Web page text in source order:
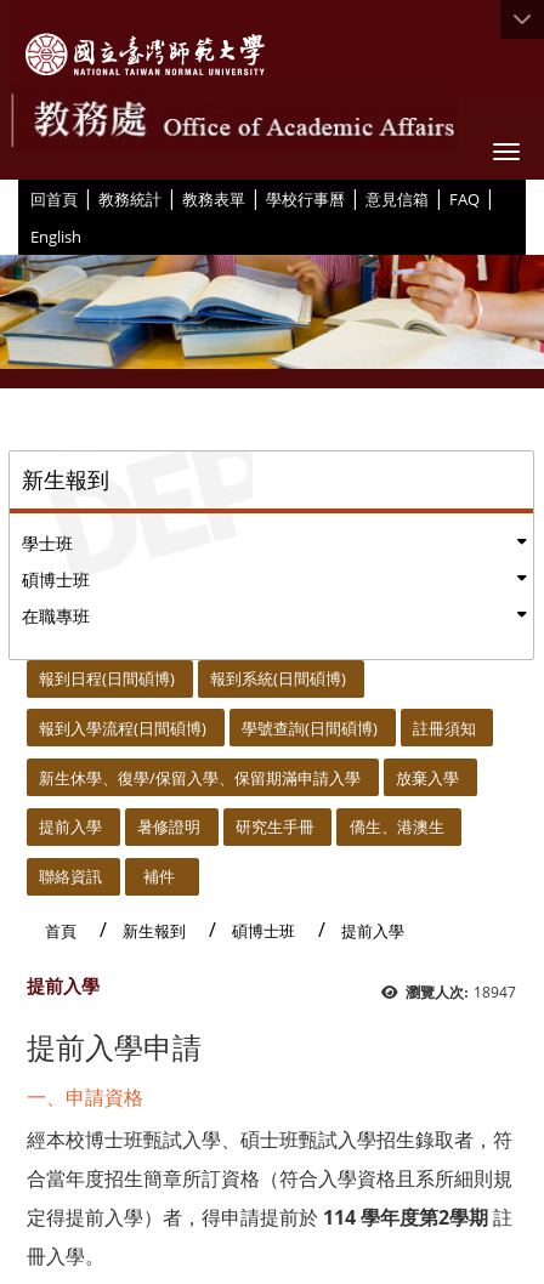
回首頁 | 教務統計 | 教務表單 | 學校行事曆 | 意見信箱 | FAQ |
English
新生報到
學士班
碩博士班
在職專班
報到日程(日間碩博) 報到系統(日間碩博)
報到入學流程(日間碩博) 學號查詢(日間碩博) 註冊須知
新生休學、復學/保留入學、保留期滿申請入學 放棄入學
提前入學 暑修證明 研究生手冊 僑生、港澳生
聯絡資訊 補件
首頁 新生報到 碩博士班 提前入學
瀏覽人次: 18947
提前入學
提前入學申請
一、申請資格
經本校博士班甄試入學、碩士班甄試入學招生錄取者，符
合當年度招生簡章所訂資格（符合入學資格且系所細則規
定得提前入學）者，得申請提前於 114 學年度第2學期註
冊入學。